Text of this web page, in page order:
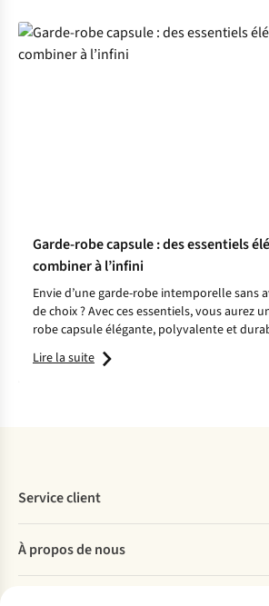
Garde-robe capsule : des essentiels
combiner à l’infini
Envie d’une garde-robe intemporelle sans
de choix ? Avec ces essentiels, vous aurez
robe capsule élégante, polyvalente et
Lire la suite
Service client
Commander
Payer
À propos de nous